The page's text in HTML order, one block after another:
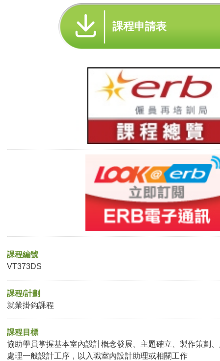
課程申請表
課程編號
VT373DS
課程/計劃
就業掛鈎課程
課程目標
協助學員掌握基本室內設計概念發展、主題確立、製作策劃
處理一般設計工序，以入職室內設計助理或相關工作